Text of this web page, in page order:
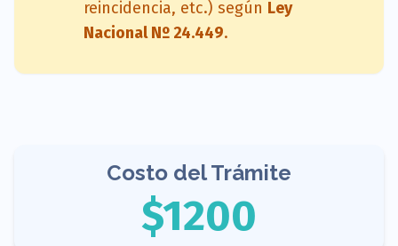
reincidencia, etc.) según Ley
Nacional Nº 24.449.
Costo del Trámite
$1200